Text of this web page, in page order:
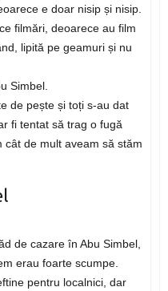
e doar nisip și nisip.
filmări, deoarece au film
lipită pe geamuri și nu
Simbel.
de pește și toți s-au dat
fi tentat să trag o fugă
cât de mult aveam să stăm
de cazare în Abu Simbel,
erau foarte scumpe.
pentru localnici, dar